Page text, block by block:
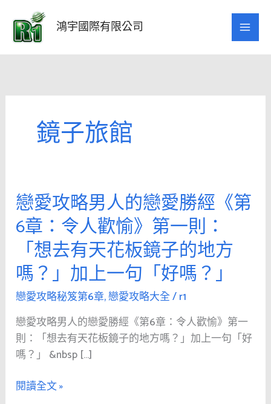
要
鴻宇國際有限公司
鏡子旅館
戀愛攻略男人的戀愛勝經《第
6章：令人歡愉》第一則：
「想去有天花板鏡子的地方
嗎？」加上一句「好嗎？」
戀愛攻略秘笈第6章,戀愛攻略大全/r1
戀愛攻略男人的戀愛勝經《第6章：令人歡愉》第一
則：「想去有天花板鏡子的地方嗎？」加上一句「好
嗎？」 &nbsp […]
戀
愛
攻
男
人
的
戀
愛
勝
經
《第
6
閱讀全文 »